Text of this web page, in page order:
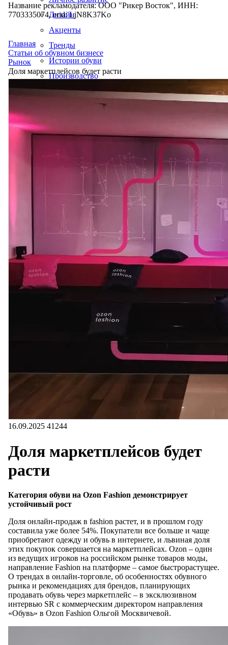
Дизайн
Акценты
Тренды
Истории обуви
Производство
Название рекламодателя: ООО "Рикер Восток", ИНН:
7703335074, erid: LjN8K37Ko
Главная
Статьи об обувном бизнесе
Рынок
Доля маркетплейсов будет расти
16.09.2025 41244
Доля маркетплейсов будет
расти
Категория обуви на Ozon Fashion демонстрирует
устойчивый рост
Доля онлайн-продаж в fashion растет, и в прошлом году
составила уже более 54%. Покупатели все больше и чаще
приобретают одежду и обувь в интернете, и львиная доля
этих покупок совершается на маркетплейсах. Ozon – один
из ведущих игроков на российском рынке товаров моды,
направление Fashion на платформе – самое быстрорастущее.
О трендах в онлайн-торговле, об особенностях обувного
рынка и рекомендациях для брендов, планирующих
продавать обувь через маркетплейс – в эксклюзивном
интервью SR с коммерческим директором направления
«Обувь» в Ozon Fashion Ольгой Москвичевой.